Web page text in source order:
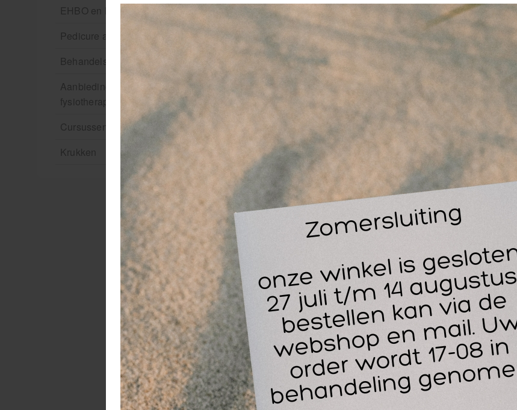
EHBO en BHV
Pedicure artikelen
Behandelstoel elektrisch
Aanbiedingen groothandel
fysiotherapie en massage
Cursussen
Krukken
-
De speciale kraan voor de 10 Liter Rowo jerrcan ZEEP.
het verleden met deze doseerkraan van Rowo. Haal
van de jerrycan en vervang deze voor het tapkraantje, met
beweging tapt u nu makkelijk uw Rowo zeep af. Plaats
op de zijkant! Het tapkraantje, of doseerkraantje is
Wellicht ook interessant